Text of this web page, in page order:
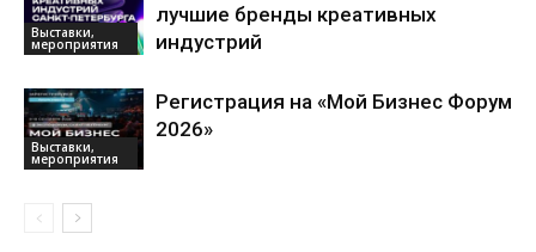
Выставки,
мероприятия
лучшие бренды креативных
индустрий
Выставки,
мероприятия
Регистрация на «Мой Бизнес Форум
2026»